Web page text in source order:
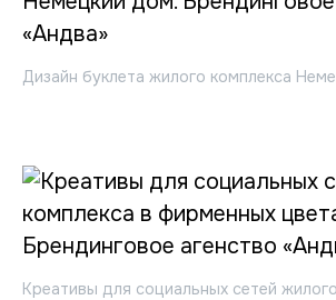
Дизайн буклета жилого комплекса
Креативы для социальных сетей